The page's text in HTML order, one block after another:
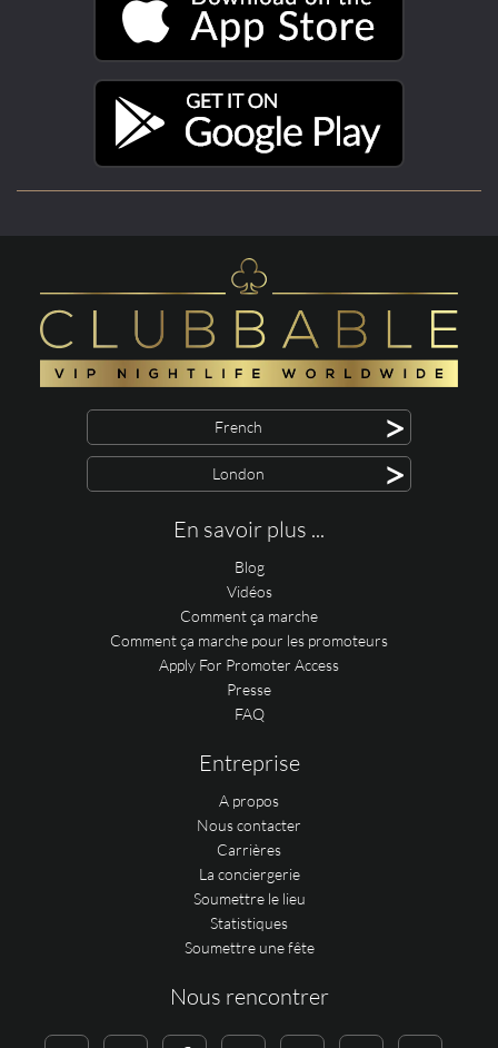
French >
London >
En savoir plus ...
Blog
Vidéos
Comment ça marche
Comment ça marche pour les promoteurs
Apply For Promoter Access
Presse
FAQ
Entreprise
A propos
Nous contacter
Carrières
La conciergerie
Soumettre le lieu
Statistiques
Soumettre une fête
Nous rencontrer